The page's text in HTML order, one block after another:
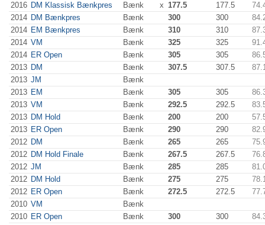
2016 DM Klassisk Bænkpres Bænk x 177.5 177.5
2014 DM Bænkpres Bænk 300 300
2014 EM Bænkpres Bænk 310 310
2014 VM Bænk 325 325
2014 ER Open Bænk 305 305
2013 DM Bænk 307.5 307.5
2013 JM
Bænk
2013 EM Bænk 305 305
2013 VM Bænk 292.5 292.5
2013 DM Hold Bænk 200 200
2013 ER Open Bænk 290 290
2012 DM Bænk 265 265
2012 DM Hold Finale Bænk 267.5 267.5
2012 JM Bænk 285 285
2012 DM Hold Bænk 275 275
2012 ER Open Bænk 272.5 272.5
2010 VM
Bænk
2010 ER Open Bænk 300 300